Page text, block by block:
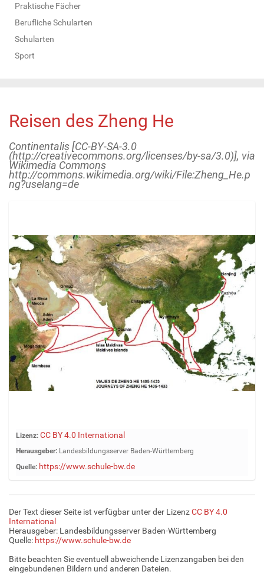
Praktische Fächer
Berufliche Schularten
Schularten
Sport
Reisen des Zheng He
Continentalis [CC-BY-SA-3.0
(http://creativecommons.org/licenses/by-sa/3.0)], via
Wikimedia Commons
http://commons.wikimedia.org/wiki/File:Zheng_He.p
ng?uselang=de
Z
e
g
e
B
l
d
i
v
Lizenz: CC BY 4.0 International
Herausgeber: Landesbildungsserver Baden-Württemberg
Quelle: https://www.schule-bw.de
Der Text dieser Seite ist verfügbar unter der LizenzCC BY 4.0
International
Herausgeber: Landesbildungsserver Baden-Württemberg
Quelle: https://www.schule-bw.de
Bitte beachten Sie eventuell abweichende Lizenzangaben bei den
eingebundenen Bildern und anderen Dateien.